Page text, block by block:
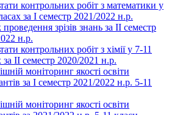
контрольних робіт з математики у
за І семестр 2021/2022 н.р.
проведення зрізів знань за ІІ семестр
н.р.
контрольних робіт з хімії у 7-11
за ІІ семестр 2020/2021 н.р.
моніторинг якості освіти
за І семестр 2021/2022 н.р. 5-11
моніторинг якості освіти